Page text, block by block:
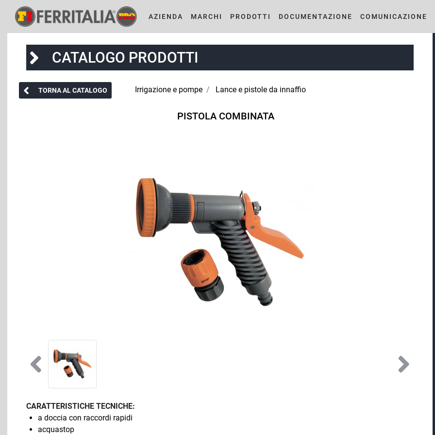
AZIENDA MARCHI PRODOTTI DOCUMENTAZIONE COMUNICAZIONE
CATALOGO PRODOTTI
TORNA AL CATALOGO Irrigazione e pompe Lance e pistole da innaffio
PISTOLA COMBINATA
CARATTERISTICHE TECNICHE:
a doccia con raccordi rapidi
acquastop